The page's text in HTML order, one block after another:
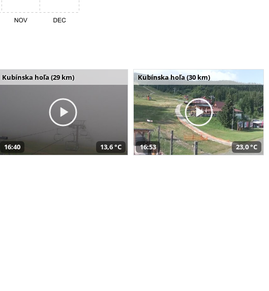
Kubínska hoľa (29 km)
16:40 13,6 °C
Kubínska hoľa (30 km)
16:53 23,0 °C